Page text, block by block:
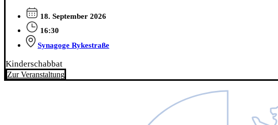
18. September 2026
16:30
Synagoge Rykestraße
Kinderschabbat
Zur Veranstaltung